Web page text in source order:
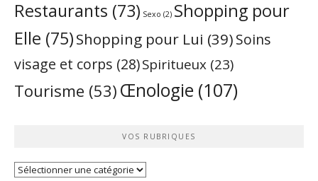
Restaurants (73) Sexo (2) Shopping pour
Elle (75)Shopping pour Lui (39)Soins
visage et corps (28)Spiritueux (23)
Tourisme (53) Œnologie (107)
VOS RUBRIQUES
Vos